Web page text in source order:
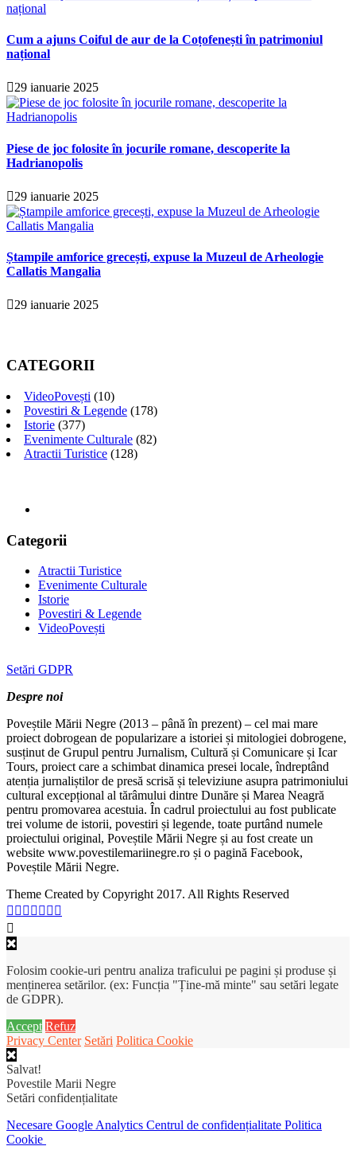
Cum a ajuns Coiful de aur de la Coțofenești în patrimoniul
național
29 ianuarie 2025
Piese de joc folosite în jocurile romane, descoperite la
Hadrianopolis
29 ianuarie 2025
Ștampile amforice grecești, expuse la Muzeul de Arheologie
Callatis Mangalia
29 ianuarie 2025
CATEGORII
VideoPovești (10)
Povestiri & Legende (178)
Istorie (377)
Evenimente Culturale (82)
Atractii Turistice (128)
Categorii
Atractii Turistice
Evenimente Culturale
Istorie
Povestiri & Legende
VideoPovești
Setări GDPR
Despre noi
Poveștile Mării Negre (2013 – până în prezent) – cel mai mare
proiect dobrogean de popularizare a istoriei și mitologiei dobrogene,
susținut de Grupul pentru Jurnalism, Cultură și Comunicare și Icar
Tours, proiect care a schimbat dinamica presei locale, îndreptând
atenția jurnaliștilor de presă scrisă și televiziune asupra patrimoniului
cultural excepțional al tărâmului dintre Dunăre și Marea Neagră
pentru promovarea acestuia. În cadrul proiectului au fost publicate
trei volume de istorii, povestiri și legende, toate purtând numele
proiectului original, Poveștile Mării Negre și au fost create un
website www.povestilemariinegre.ro și o pagină Facebook,
Poveștile Mării Negre.
Theme Created by Copyright 2017. All Rights Reserved
Folosim cookie-uri pentru analiza traficului pe pagini și produse și
menținerea setărilor. (ex: Funcția "Ține-mă minte" sau setări legate
de GDPR).
Accept Refuz
Privacy Center Setări Politica Cookie
Salvat!
Povestile Marii Negre
Setări confidențialitate
Necesare Google Analytics Centrul de confidențialitate Politica
Cookie